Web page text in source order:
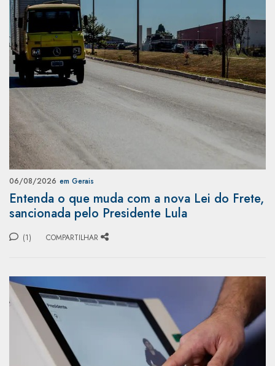
06/08/2026 em Gerais
Entenda o que muda com a nova Lei do Frete,
sancionada pelo Presidente Lula
(1) COMPARTILHAR